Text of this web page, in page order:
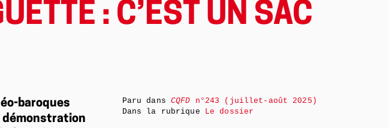
: C’EST UN SAC
baroques
démonstration
Paru dans CQFD n°243 (juillet-août 2025)
Dans la rubrique Le dossier